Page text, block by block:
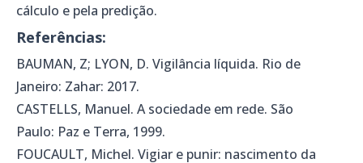
cálculo e pela predição.
Referências:
BAUMAN, Z; LYON, D. Vigilância líquida. Rio de
Janeiro: Zahar: 2017.
CASTELLS, Manuel. A sociedade em rede. São
Paulo: Paz e Terra, 1999.
FOUCAULT, Michel. Vigiar e punir: nascimento da